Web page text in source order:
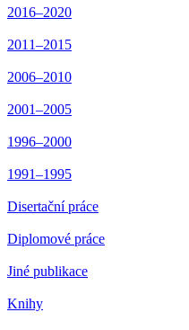
2016–2020
2011–2015
2006–2010
2001–2005
1996–2000
1991–1995
Disertační práce
Diplomové práce
Jiné publikace
Knihy